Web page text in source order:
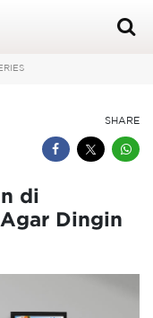
SHARE
di
Dingin